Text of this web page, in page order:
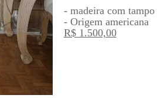
- madeira com
- Origem americana
R$ 1.500,00